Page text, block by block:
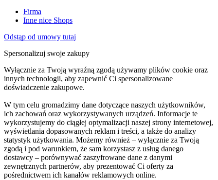
Firma
Inne nice Shops
Odstąp od umowy tutaj
Spersonalizuj swoje zakupy
Wyłącznie za Twoją wyraźną zgodą używamy plików cookie oraz
innych technologii, aby zapewnić Ci spersonalizowane
doświadczenie zakupowe.
W tym celu gromadzimy dane dotyczące naszych użytkowników,
ich zachowań oraz wykorzystywanych urządzeń. Informacje te
wykorzystujemy do ciągłej optymalizacji naszej strony internetowej,
wyświetlania dopasowanych reklam i treści, a także do analizy
statystyk użytkowania. Możemy również – wyłącznie za Twoją
zgodą i pod warunkiem, że sam korzystasz z usług danego
dostawcy – porównywać zaszyfrowane dane z danymi
zewnętrznych partnerów, aby prezentować Ci oferty za
pośrednictwem ich kanałów reklamowych online.